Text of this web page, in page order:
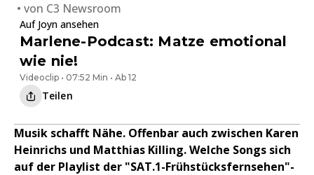
von C3 Newsroom
Auf Joyn ansehen
Marlene-Podcast: Matze emotional
wie nie!
Videoclip • 07:52 Min • Ab 12
Teilen
Musik schafft Nähe. Offenbar auch zwischen Karen
Heinrichs und Matthias Killing. Welche Songs sich
auf der Playlist der "SAT.1-Frühstücksfernsehen"-